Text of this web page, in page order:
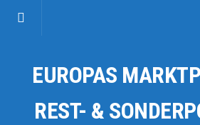
Kategorien
Auto & Motorrad
EUROPAS
REST- &